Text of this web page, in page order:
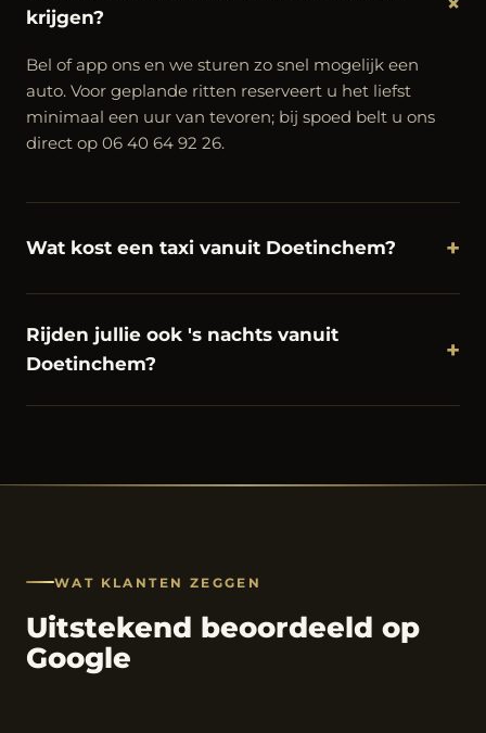
krijgen?
Bel of app ons en we sturen zo snel mogelijk een
auto. Voor geplande ritten reserveert u het liefst
minimaal een uur van tevoren; bij spoed belt u ons
direct op 06 40 64 92 26.
Wat kost een taxi vanuit Doetinchem? +
Rijden jullie ook 's nachts vanuit
Doetinchem?
+
WAT KLANTEN ZEGGEN
Uitstekend beoordeeld op
Google